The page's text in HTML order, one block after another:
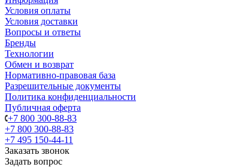
Условия оплаты
Условия доставки
Вопросы и ответы
Бренды
Технологии
Обмен и возврат
Нормативно-правовая база
Разрешительные документы
Политика конфиденциальности
Публичная оферта
+7 800 300-88-83
+7 800 300-88-83
+7 495 150-44-11
Заказать звонок
Задать вопрос